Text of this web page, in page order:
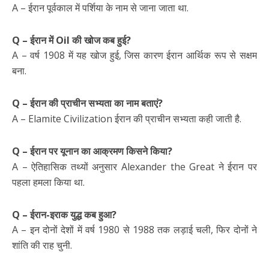
A – ईरान पूर्वकाल में पर्शिया के नाम से जाना जाता था.
Q – ईरान में Oil की खोज कब हुई?
A – वर्ष 1908 में यह खोज हुई, जिस कारण ईरान आर्थिक रूप से सक्षम
बना.
Q – ईरान की प्राचीन सभ्यता का नाम बताएं?
A – Elamite Civilization ईरान की प्राचीन सभ्यता कही जाती है.
Q – ईरान पर यूनान का आक्रमण किसने किया?
A – ऐतिहासिक तथ्यों अनुसार Alexander the Great ने ईरान पर
पहला हमला किया था.
Q – ईरान-इराक युद्ध कब हुआ?
A – इन दोनों देशों में वर्ष 1980 से 1988 तक लड़ाई चली, फिर दोनों ने
शांति की राह चुनी.